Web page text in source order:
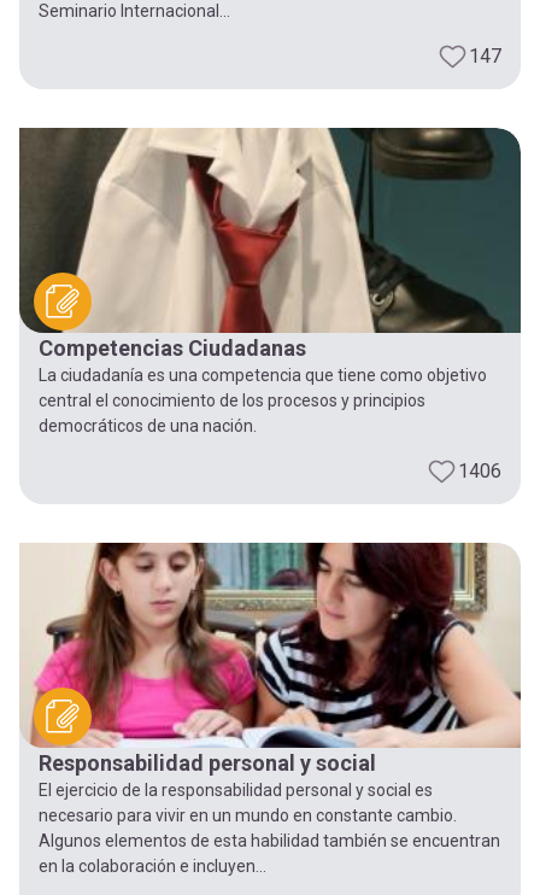
Seminario Internacional...
147
Competencias Ciudadanas
La ciudadanía es una competencia que tiene como objetivo
central el conocimiento de los procesos y principios
democráticos de una nación.
1406
Responsabilidad personal y social
El ejercicio de la responsabilidad personal y social es
necesario para vivir en un mundo en constante cambio.
Algunos elementos de esta habilidad también se encuentran
en la colaboración e incluyen...